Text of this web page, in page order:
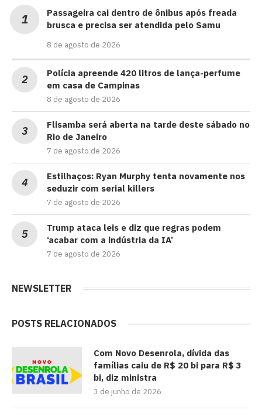
Passageira cai dentro de ônibus após freada
brusca e precisa ser atendida pelo Samu
8 de agosto de 2026
Polícia apreende 420 litros de lança-perfume
em casa de Campinas
8 de agosto de 2026
Flisamba será aberta na tarde deste sábado no
Rio de Janeiro
7 de agosto de 2026
Estilhaços: Ryan Murphy tenta novamente nos
seduzir com serial killers
7 de agosto de 2026
Trump ataca leis e diz que regras podem
‘acabar com a indústria da IA’
7 de agosto de 2026
NEWSLETTER
POSTS RELACIONADOS
Com Novo Desenrola, dívida das
famílias caiu de R$ 20 bi para R$ 3
bi, diz ministra
3 de junho de 2026